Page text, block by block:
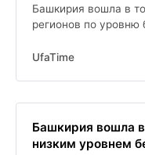
Башкирия вошла в
регионов по уровню
UfaTime
Башкирия вошла
низким уровнем